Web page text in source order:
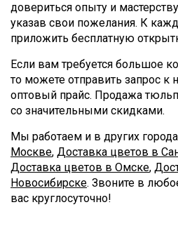
довериться опыту и
указав свои пожелания. К
приложить бесплатную
Если вам требуется большое
то можете отправить запрос к
оптовый прайс. Продажа
со значительными скидками.
Мы работаем и в других
Москве, Доставка цветов в
Доставка цветов в Омске,
Новосибирске. Звоните в
вас круглосуточно!